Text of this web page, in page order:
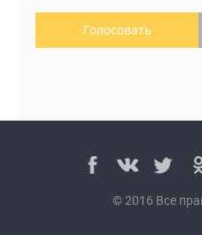
Голосовать
© 2016 Все